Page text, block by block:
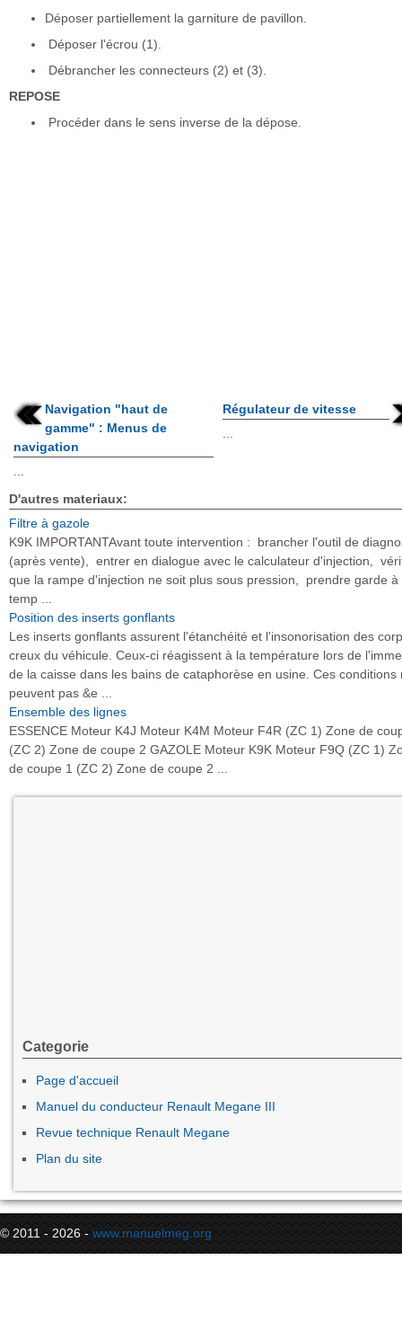
Déposer partiellement la garniture de pavillon.
Déposer l'écrou (1).
Débrancher les connecteurs (2) et (3).
REPOSE
Procéder dans le sens inverse de la dépose.
Navigation "haut de
gamme" : Menus de
navigation
Régulateur de vitesse
D'autres materiaux:
Filtre à gazole
K9K IMPORTANTAvant toute intervention : brancher l'outil de
(après vente), entrer en dialogue avec le calculateur d'injection,
que la rampe d'injection ne soit plus sous pression, prendre garde à
temp ...
Position des inserts gonflants
Les inserts gonflants assurent l'étanchéité et l'insonorisation des
creux du véhicule. Ceux-ci réagissent à la température lors de
de la caisse dans les bains de cataphorèse en usine. Ces conditions
peuvent pas &e ...
Ensemble des lignes
ESSENCE Moteur K4J Moteur K4M Moteur F4R (ZC 1) Zone de
(ZC 2) Zone de coupe 2 GAZOLE Moteur K9K Moteur F9Q (ZC 1)
de coupe 1 (ZC 2) Zone de coupe 2 ...
Categorie
Page d'accueil
Manuel du conducteur Renault Megane III
Revue technique Renault Megane
Plan du site
© 2011 - 2026 - www.manuelmeg.org